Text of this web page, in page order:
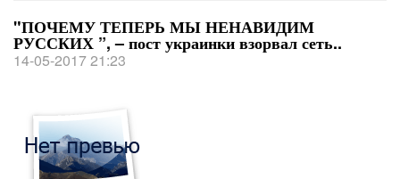
"ПОЧЕМУ ТЕПЕРЬ МЫ НЕНАВИДИМ
РУССКИХ ”, – пост украинки взорвал сеть..
14-05-2017 21:23